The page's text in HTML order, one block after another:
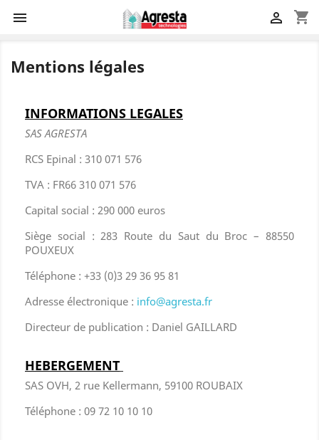
 shopping_cart

Mentions légales
INFORMATIONS LEGALES
SAS AGRESTA
RCS Epinal : 310 071 576
TVA : FR66 310 071 576
Capital social : 290 000 euros
Siège social : 283 Route du Saut du Broc – 88550
POUXEUX
Téléphone : +33 (0)3 29 36 95 81
Adresse électronique : info@agresta.fr
Directeur de publication : Daniel GAILLARD
HEBERGEMENT
SAS OVH, 2 rue Kellermann, 59100 ROUBAIX
Téléphone : 09 72 10 10 10